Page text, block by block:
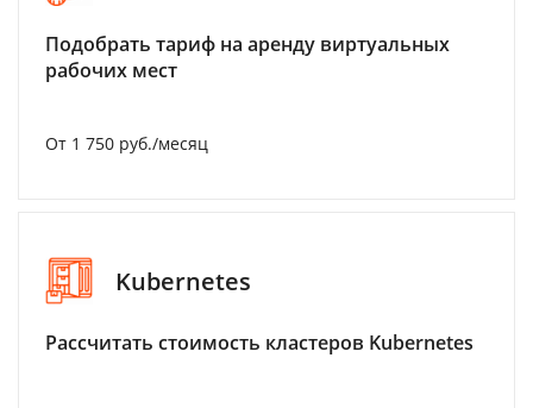
Подобрать тариф на аренду виртуальных
рабочих мест
От 1 750 руб./месяц
Kubernetes
Рассчитать стоимость кластеров Kubernetes